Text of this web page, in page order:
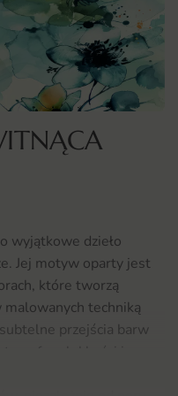
wyjątkowe dzieło
Jej motyw oparty jest
które tworzą
techniką
przejścia barw
każdy może poczuć